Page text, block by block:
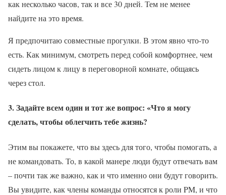
как несколько часов, так и все 30 дней. Тем не менее
найдите на это время.
Я предпочитаю совместные прогулки. В этом явно что-то
есть. Как минимум, смотреть перед собой комфортнее, чем
сидеть лицом к лицу в переговорной комнате, общаясь
через стол.
3. Задайте всем один и тот же вопрос: «Что я могу
сделать, чтобы облегчить тебе жизнь?
Этим вы покажете, что вы здесь для того, чтобы помогать, а
не командовать. То, в какой манере люди будут отвечать вам
– почти так же важно, как и что именно они будут говорить.
Вы увидите, как члены команды относятся к роли PM, и что